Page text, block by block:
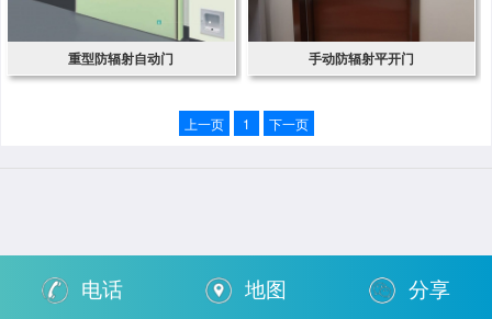
重型防辐射自动门 手动防辐射平开门
上一页 1 下一页
电话 地图 分享